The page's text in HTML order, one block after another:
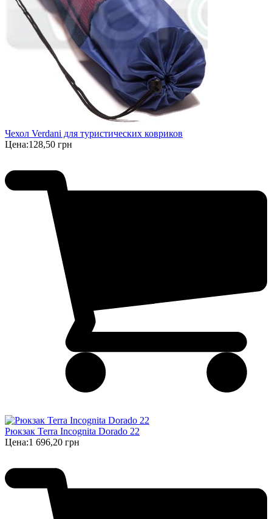
Чехол Verdani для туристических ковриков
Цена:128,50 грн
Рюкзак Terra Incognita Dorado 22
Цена:1 696,20 грн